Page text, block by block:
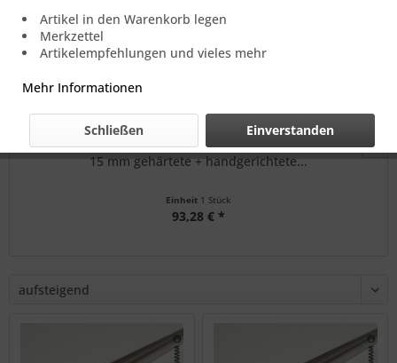
15 mm gehärtete + handgerichtete...
Einheit 1 Stück
93,28 € *
Artikel in den Warenkorb legen
Merkzettel
Artikelempfehlungen und vieles mehr
Mehr Informationen
Einverstanden
Schließen